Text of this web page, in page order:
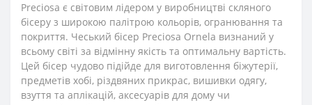
Preciosa є світовим лідером у виробництві скляного
бісеру з широкою палітрою кольорів, огранювання та
покриття. Чеський бісер Preciosa Ornela визнаний у
всьому світі за відмінну якість та оптимальну вартість.
Цей бісер чудово підійде для виготовлення біжутерії,
предметів хобі, різдвяних прикрас, вишивки одягу,
взуття та аплікацій, аксесуарів для дому чи